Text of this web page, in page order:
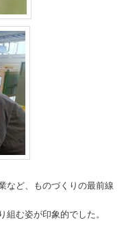
など、ものづくりの最前線
む姿が印象的でした。